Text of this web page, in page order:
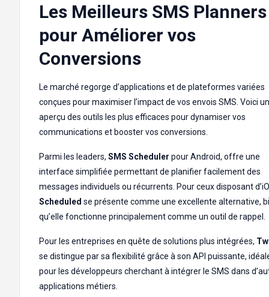
Les Meilleurs SMS Planners
pour Améliorer vos
Conversions
Le marché regorge d’applications et de plateformes variées
conçues pour maximiser l’impact de vos envois SMS. Voici un
aperçu des outils les plus efficaces pour dynamiser vos
communications et booster vos conversions.
Parmi les leaders, SMS Scheduler pour Android, offre une
interface simplifiée permettant de planifier facilement des
messages individuels ou récurrents. Pour ceux disposant
Scheduled se présente comme une excellente alternative,
qu’elle fonctionne principalement comme un outil de rappel.
Pour les entreprises en quête de solutions plus intégrées,
se distingue par sa flexibilité grâce à son API puissante,
pour les développeurs cherchant à intégrer le SMS dans
applications métiers.